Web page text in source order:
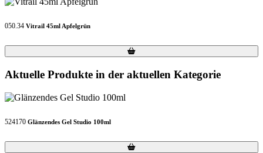
050.34 Vitrail 45ml Apfelgrün
Loading...
Loading...
Aktuelle Produkte in der aktuellen Kategorie
524170 Glänzendes Gel Studio 100ml
Loading...
Loading...